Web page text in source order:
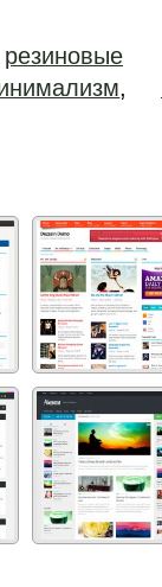
резиновые
,